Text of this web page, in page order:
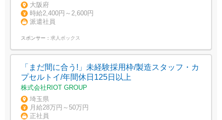
大阪府
時給2,400円～2,600円
派遣社員
スポンサー： 求人ボックス
「まだ間に合う!」未経験採用枠/製造スタッフ・カ
プセルトイ/年間休日125日以上
株式会社RIOT GROUP
埼玉県
月給28万円～50万円
正社員